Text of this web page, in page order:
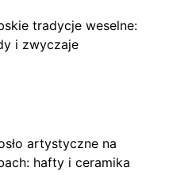
tradycje weselne:
i zwyczaje
artystyczne na
hafty i ceramika